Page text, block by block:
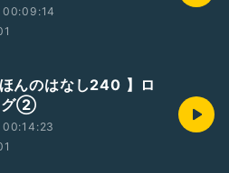
んのはなし240 】ロ
グ②